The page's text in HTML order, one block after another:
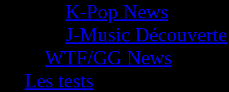
K-Pop News
J-Music Découverte
WTF/GG News
Les tests